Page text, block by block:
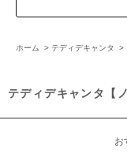
ホーム > テディデキャンタ >
テディデキャンタ【
お